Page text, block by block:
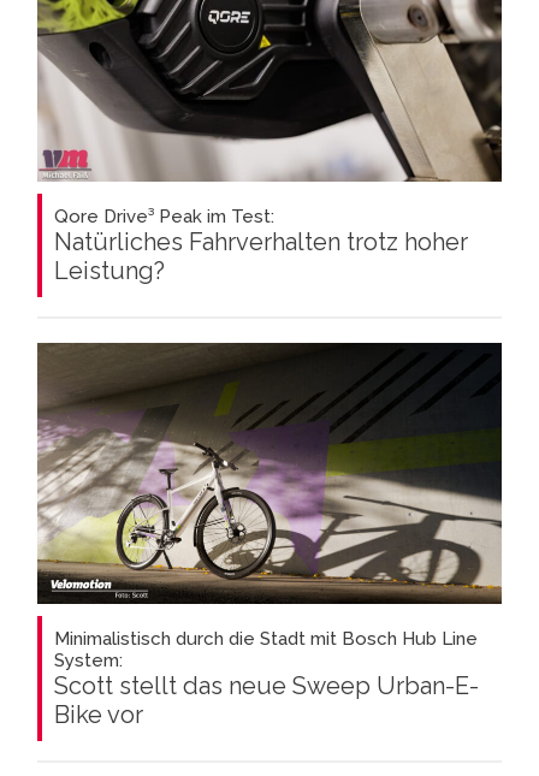
Qore Drive³ Peak im Test:
Natürliches Fahrverhalten trotz hoher
Leistung?
Minimalistisch durch die Stadt mit Bosch Hub Line
System:
Scott stellt das neue Sweep Urban-E-
Bike vor